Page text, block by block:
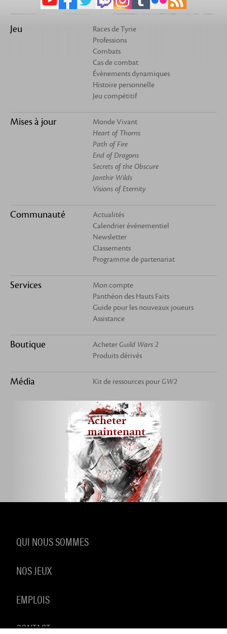
Jeu
Races de Tyrie
Professions
Combats
Cas de combat
Évènements dynamiques
Histoire personnelle
Jeu compétitif
Mises à jour
Monde Vivant
Heart of Thorns
Path of Fire
End of Dragons
Secrets of the Obscure
Janthir Wilds
Visions of Eternity
Communauté
Actualités
Calendrier événementiel
Newsletter
Classements
Programme de partenariat
Services
Mon compte
Panthéon des Hauts Faits
Guide pour les nouveaux joueurs
Assistance
Boutique AcheterGuild Wars 2
Produits dérivés
Média Kit de ressources pourGW2
Acheter
maintenant
QUI NOUS SOMMES
NOS JEUX
EMPLOIS
CONTACT